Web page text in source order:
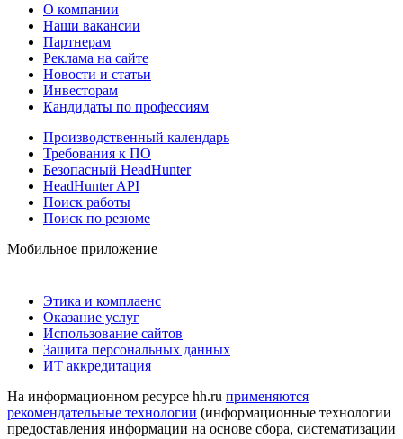
О компании
Наши вакансии
Партнерам
Реклама на сайте
Новости и статьи
Инвесторам
Кандидаты по профессиям
Производственный календарь
Требования к ПО
Безопасный HeadHunter
HeadHunter API
Поиск работы
Поиск по резюме
Мобильное приложение
Этика и комплаенс
Оказание услуг
Использование сайтов
Защита персональных данных
ИТ аккредитация
На информационном ресурсе hh.ru применяются
рекомендательные технологии (информационные технологии
предоставления информации на основе сбора, систематизации